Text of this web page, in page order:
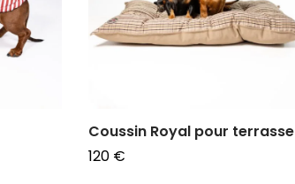
Coussin Royal pour terrasse
120 €